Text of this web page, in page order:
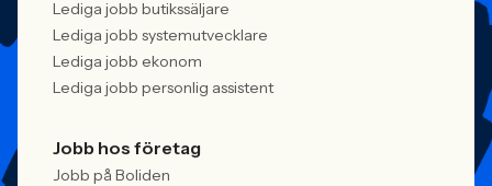
Lediga jobb butikssäljare
Lediga jobb systemutvecklare
Lediga jobb ekonom
Lediga jobb personlig assistent
Jobb hos företag
Jobb på Boliden